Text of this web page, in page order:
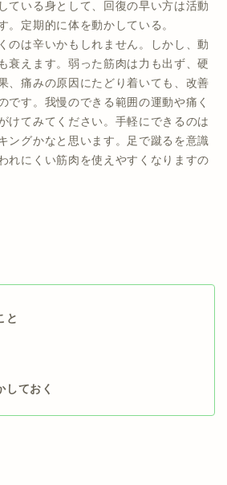
ている身として、回復の早い方は活動
。定期的に体を動かしている。
のは辛いかもしれません。しかし、動
衰えます。弱った筋肉は力も出ず、硬
、痛みの原因にたどり着いても、改善
です。我慢のできる範囲の運動や痛く
けてみてください。手軽にできるのは
ングかなと思います。足で蹴るを意識
れにくい筋肉を使えやすくなりますの
と
しておく